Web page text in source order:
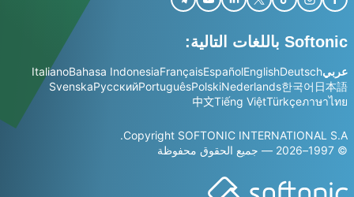
Softonic باللغات التالية:
عربيDeutsch
English
Español
Français
Bahasa Indonesia
Italiano
日本語
한국어
Nederlands
Polski
Português
Русский
Svenska
ภาษาไทย
Türkçe
Tiếng Việt
中文
Copyright SOFTONIC INTERNATIONAL S.A.
© 1997–2026 — جميع الحقوق محفوظة